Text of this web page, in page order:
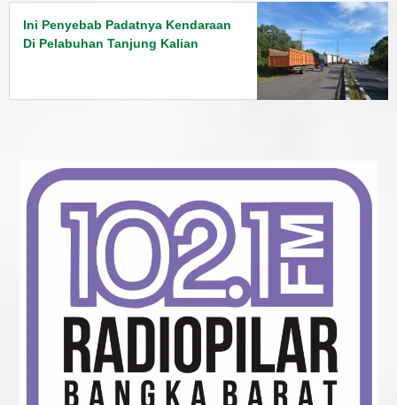
Ini Penyebab Padatnya Kendaraan
Di Pelabuhan Tanjung Kalian